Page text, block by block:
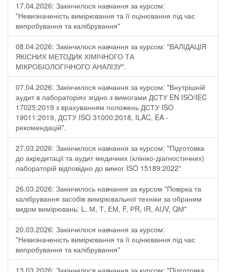
17.04.2026: Закінчилося навчання за курсом:
"Невизначеність вимірювання та її оцінювання під час
випробування та калібрування"
08.04.2026: Закінчилося навчання за курсом: "ВАЛІДАЦІЯ
ЯКІСНИХ МЕТОДИК ХІМІЧНОГО ТА
МІКРОБІОЛОГІЧНОГО АНАЛІЗУ".
07.04.2026: Закінчилося навчання за курсом: "Внутрішній
аудит в лабораторіях згідно з вимогами ДСТУ EN ISO/IEC
17025:2019 з врахуванням положень ДСТУ ISO
19011:2019, ДСТУ ISO 31000:2018, ILAC, EA -
рекомендацій".
27.03.2026: Закінчилося навчання за курсом: "Підготовка
до акредитації та аудит медичних (клініко-діагностичних)
лабораторій відповідно до вимог ISO 15189:2022"
26.03.2026: Закінчилось навчання за курсом "Повірка та
калібрування засобів вимірювальної техніки за обраним
видом вимірювань: L, М, Т, ЕМ, F, РR, ІR, АUV, QМ"
20.03.2026: Закінчилося навчання за курсом:
"Невизначеність вимірювання та її оцінювання під час
випробування та калібрування"
13.03.2026: Закінчилося навчання за курсом: "Підготовка